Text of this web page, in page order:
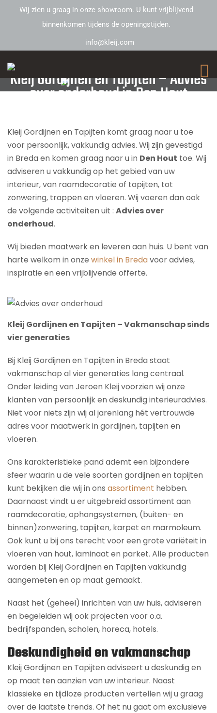
Wij zien u graag in onze showroom. U kunt vrijblijvend
binnenkomen tijdens de openingstijden.
info@kleij.com
Kleij Gordijnen en Tapijten – Advies
over onderhoud in Den Hout
Kleij Gordijnen en Tapijten komt graag naar u toe
voor persoonlijk, vakkundig advies. Wij zijn gevestigd
in Breda en komen graag naar u in Den Hout toe. Wij
adviseren u vakkundig op het gebied van uw
interieur, van raamdecoratie of tapijten, tot
zonwering, trappen en vloeren. Wij voeren dan ook
de volgende activiteiten uit : Advies over
onderhoud.
Wij bieden maatwerk en leveren aan huis. U bent van
harte welkom in onze winkel in Bredavoor advies,
inspiratie en een vrijblijvende offerte.
Kleij Gordijnen en Tapijten – Vakmanschap sinds
vier generaties
Bij Kleij Gordijnen en Tapijten in Breda staat
vakmanschap al vier generaties lang centraal.
Onder leiding van Jeroen Kleij voorzien wij onze
klanten van persoonlijk en deskundig interieuradvies.
Niet voor niets zijn wij al jarenlang hét vertrouwde
adres voor maatwerk in gordijnen, tapijten en
vloeren.
Ons karakteristieke pand ademt een bijzondere
sfeer waarin u de vele soorten gordijnen en tapijten
kunt bekijken die wij in ons assortiment hebben.
Daarnaast vindt u er uitgebreid assortiment aan
raamdecoratie, ophangsystemen, (buiten- en
binnen)zonwering, tapijten, karpet en marmoleum.
Ook kunt u bij ons terecht voor een grote variëteit in
vloeren van hout, laminaat en parket. Alle producten
worden bij Kleij Gordijnen en Tapijten vakkundig
aangemeten en op maat gemaakt.
Naast het (geheel) inrichten van uw huis, adviseren
en begeleiden wij ook projecten voor o.a.
bedrijfspanden, scholen, horeca, hotels.
Deskundigheid en vakmanschap
Kleij Gordijnen en Tapijten adviseert u deskundig en
op maat ten aanzien van uw interieur. Naast
klassieke en tijdloze producten vertellen wij u graag
over de laatste trends. Of het nu gaat om exclusieve